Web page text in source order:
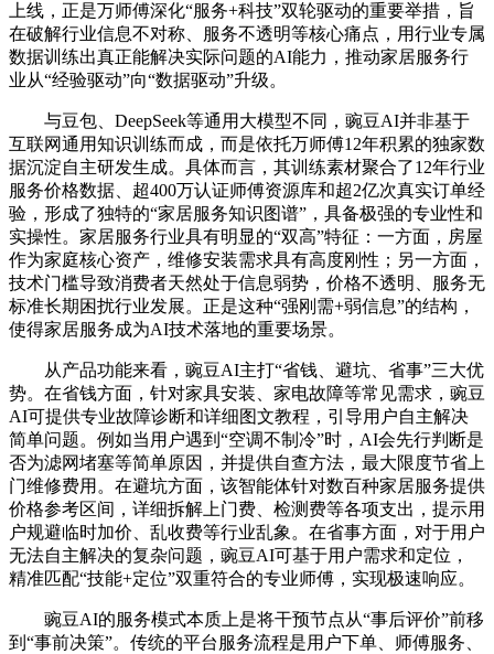
上线，正是万师傅深化“服务+科技”双轮驱动的重要举措，旨
在破解行业信息不对称、服务不透明等核心痛点，用行业专属
数据训练出真正能解决实际问题的AI能力，推动家居服务行
业从“经验驱动”向“数据驱动”升级。
与豆包、DeepSeek等通用大模型不同，豌豆AI并非基于
互联网通用知识训练而成，而是依托万师傅12年积累的独家数
据沉淀自主研发生成。具体而言，其训练素材聚合了12年行业
服务价格数据、超400万认证师傅资源库和超2亿次真实订单经
验，形成了独特的“家居服务知识图谱”，具备极强的专业性和
实操性。家居服务行业具有明显的“双高”特征：一方面，房屋
作为家庭核心资产，维修安装需求具有高度刚性；另一方面，
技术门槛导致消费者天然处于信息弱势，价格不透明、服务无
标准长期困扰行业发展。正是这种“强刚需+弱信息”的结构，
使得家居服务成为AI技术落地的重要场景。
从产品功能来看，豌豆AI主打“省钱、避坑、省事”三大优
势。在省钱方面，针对家具安装、家电故障等常见需求，豌豆
AI可提供专业故障诊断和详细图文教程，引导用户自主解决
简单问题。例如当用户遇到“空调不制冷”时，AI会先行判断是
否为滤网堵塞等简单原因，并提供自查方法，最大限度节省上
门维修费用。在避坑方面，该智能体针对数百种家居服务提供
价格参考区间，详细拆解上门费、检测费等各项支出，提示用
户规避临时加价、乱收费等行业乱象。在省事方面，对于用户
无法自主解决的复杂问题，豌豆AI可基于用户需求和定位，
精准匹配“技能+定位”双重符合的专业师傅，实现极速响应。
豌豆AI的服务模式本质上是将干预节点从“事后评价”前移
到“事前决策”。传统的平台服务流程是用户下单、师傅服务、